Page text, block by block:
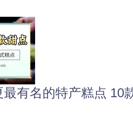
最有名的特产糕点 10